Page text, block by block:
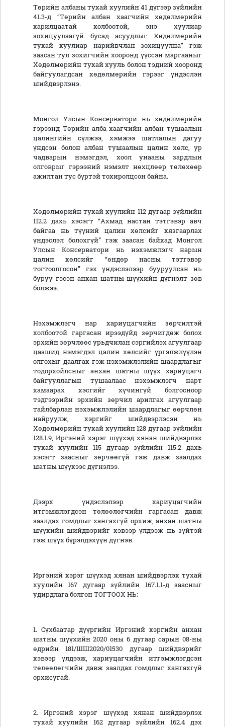
Төрийн албаны тухай хуулийн 41 дүгээр зүйлийн
41.3-д “Төрийн албан хаагчийн хөдөлмөрийн
харилцаатай холбоотой, энэ хуулиар
зохицуулаагүй бусад асуудлыг Хөдөлмөрийн
тухай хуулиар нарийвчлан зохицуулна” гэж
заасан тул зохигчийн хооронд үүссэн маргааныг
Хөдөлмөрийн тухай хууль болон тэдний хооронд
байгуулагдсан хөдөлмөрийн гэрээг үндэслэн
шийдвэрлэнэ.
Монгол Улсын Консерватори нь хөдөлмөрийн
гэрээнд Төрийн алба хаагчийн албан тушаалын
цалингийн сүлжээ, хэмжээ шатлалын дагуу
үндсэн болон албан тушаалын цалин хөлс, ур
чадварын нэмэгдэл, хоол унааны зардлын
олговрыг гэрээний нэмэлт нөхцлөөр төлөхөөр
ажилтан тус бүртэй тохиролцсон байна.
Хөдөлмөрийн тухай хуулийн 112 дугаар зүйлийн
112.2 дахь хэсэгт “Ахмад настан тэтгэвэр авч
байгаа нь түүний цалин хөлсийг хязгаарлах
үндэслэл болохгүй” гэж заасан байхад Монгол
Улсын Консерватори нь нэхэмжлэгч нарын
цалин хөлсийг “өндөр насны тэтгэвэр
тогтоолгосон” гэх үндэслэлээр бууруулсан нь
буруу гэсэн анхан шатны шүүхийн дүгнэлт зөв
болжээ.
Нэхэмжлэгч нар хариуцагчийн зөрчилтэй
холбоотой гаргасан ирээдүйд зөрчигдөж болох
эрхийн зөрчлөөс урьдчилан сэргийлэх агуулгаар
цаашид нэмэгдэл цалин хөлсийг үргэлжлүүлэн
олгохыг даалгах гэж нэхэмжлэлийн шаардлагыг
тодорхойлсныг анхан шатны шүүх хариуцагч
байгууллагын тушаалаас нэхэмжлэгч нарт
хамаарах хэсгийг хүчингүй болгосноор
тэдгээрийн эрхийн зөрчил арилгах агуулгаар
тайлбарлан нэхэмжлэлийн шаардлагыг өөрчлөн
найруулж, хэргийг шийдвэрлэсэн нь
Хөдөлмөрийн тухай хуулийн 128 дугаар зүйлийн
128.1.9, Иргэний хэрэг шүүхэд хянан шийдвэрлэх
тухай хуулийн 115 дугаар зүйлийн 115.2 дахь
хэсэгт заасныг зөрчөөгүй гэж давж заалдах
шатны шүүхээс дүгнэлээ.
Дээрх үндэслэлээр хариуцагчийн
итгэмжлэгдсэн төлөөлөгчийн гаргасан давж
заалдах гомдлыг хангахгүй орхиж, анхан шатны
шүүхийн шийдвэрийг хэвээр үлдээж нь зүйтэй
гэж шүүх бүрэлдэхүүн дүгнэв.
Иргэний хэрэг шүүхэд хянан шийдвэрлэх тухай
хуулийн 167 дугаар зүйлийн 167.1.1-д заасныг
удирдлага болгон ТОГТООХ НЬ:
1. Сүхбаатар дүүргийн Иргэний хэргийн анхан
шатны шүүхийн 2020 оны 6 дугаар сарын 08-ны
өдрийн 181/ШШ2020/01530 дугаар шийдвэрийг
хэвээр үлдээж, хариуцагчийн итгэмжлэгдсэн
төлөөлөгчийн давж заалдах гомдлыг хангахгүй
орхисугай.
2. Иргэний хэрэг шүүхэд хянан шийдвэрлэх
тухай хуулийн 162 дугаар зүйлийн 162.4 дэх